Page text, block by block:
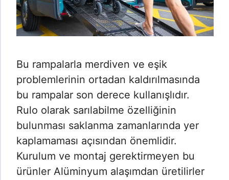
Bu rampalarla merdiven ve eşik
problemlerinin ortadan kaldırılmasında
bu rampalar son derece kullanışlıdır.
Rulo olarak sarılabilme özelliğinin
bulunması saklanma zamanlarında yer
kaplamaması açısından önemlidir.
Kurulum ve montaj gerektirmeyen bu
ürünler Alüminyum alaşımdan üretilirler